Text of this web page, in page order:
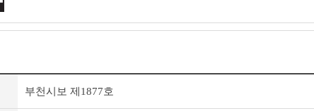
부천시보 제1877호